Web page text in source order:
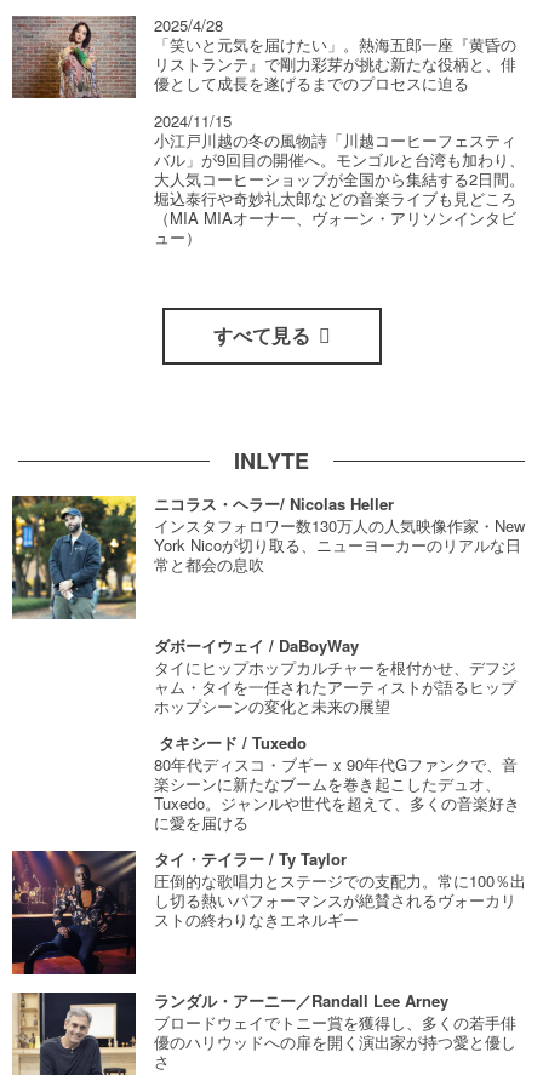
2025/4/28
「笑いと元気を届けたい」。熱海五郎一座『黄昏の
リストランテ』で剛力彩芽が挑む新たな役柄と、俳
優として成長を遂げるまでのプロセスに迫る
2024/11/15
小江戸川越の冬の風物詩「川越コーヒーフェスティ
バル」が9回目の開催へ。モンゴルと台湾も加わり、
大人気コーヒーショップが全国から集結する2日間。
堀込泰行や奇妙礼太郎などの音楽ライブも見どころ
（MIA MIAオーナー、ヴォーン・アリソンインタビ
ュー）
すべて見る
INLYTE
ニコラス・ヘラー/ Nicolas Heller
インスタフォロワー数130万人の人気映像作家・New
York Nicoが切り取る、ニューヨーカーのリアルな日
常と都会の息吹
ダボーイウェイ / DaBoyWay
タイにヒップホップカルチャーを根付かせ、デフジ
ャム・タイを一任されたアーティストが語るヒップ
ホップシーンの変化と未来の展望
タキシード / Tuxedo
80年代ディスコ・ブギー x 90年代Gファンクで、音
楽シーンに新たなブームを巻き起こしたデュオ、
Tuxedo。ジャンルや世代を超えて、多くの音楽好き
に愛を届ける
タイ・テイラー / Ty Taylor
圧倒的な歌唱力とステージでの支配力。常に100％出
し切る熱いパフォーマンスが絶賛されるヴォーカリ
ストの終わりなきエネルギー
ランダル・アーニー／Randall Lee Arney
ブロードウェイでトニー賞を獲得し、多くの若手俳
優のハリウッドへの扉を開く演出家が持つ愛と優し
さ